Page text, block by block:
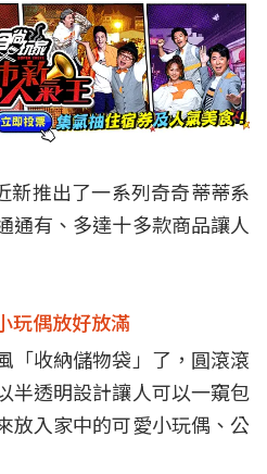
新推出了一系列奇奇蒂蒂系
通有、多達十多款商品讓人
玩偶放好放滿
「收納儲物袋」了，圓滾滾
半透明設計讓人可以一窺包
放入家中的可愛小玩偶、公